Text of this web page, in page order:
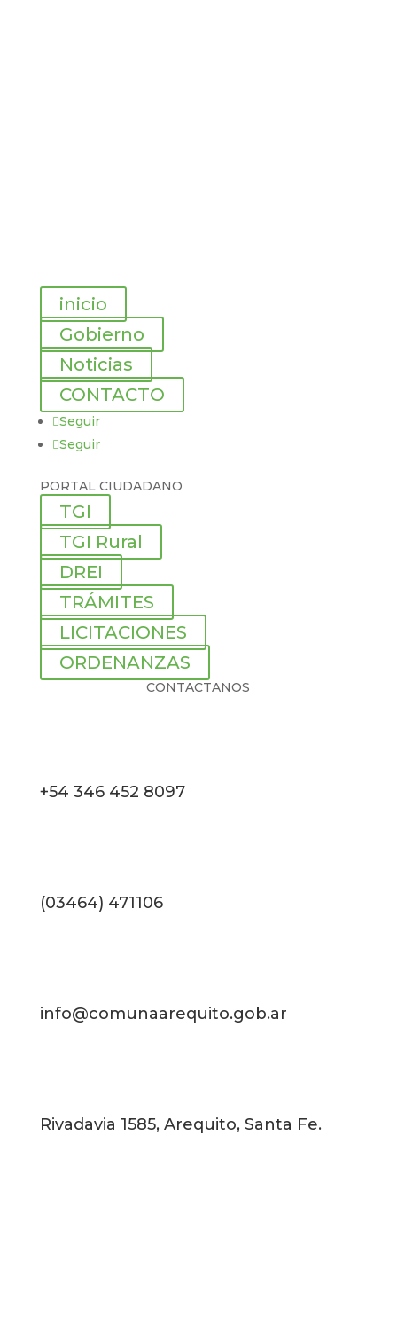
inicio
Gobierno
Noticias
CONTACTO
Seguir
Seguir
PORTAL CIUDADANO
TGI
TGI Rural
DREI
TRÁMITES
LICITACIONES
ORDENANZAS
CONTACTANOS
+54 346 452 8097
(03464) 471106
info@comunaarequito.gob.ar
Rivadavia 1585, Arequito, Santa Fe.